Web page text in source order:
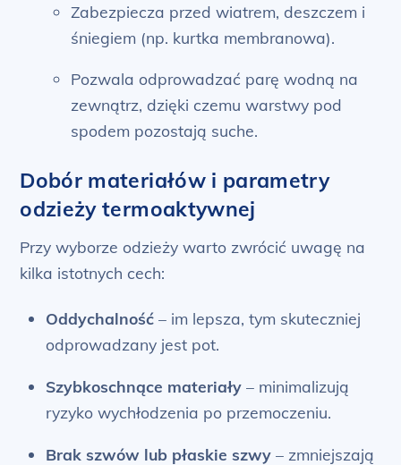
Zabezpiecza przed wiatrem, deszczem i
śniegiem (np. kurtka membranowa).
Pozwala odprowadzać parę wodną na
zewnątrz, dzięki czemu warstwy pod
spodem pozostają suche.
Dobór materiałów i parametry
odzieży termoaktywnej
Przy wyborze odzieży warto zwrócić uwagę na
kilka istotnych cech:
Oddychalność– im lepsza, tym skuteczniej
odprowadzany jest pot.
Szybkoschnące materiały– minimalizują
ryzyko wychłodzenia po przemoczeniu.
Brak szwów lub płaskie szwy– zmniejszają